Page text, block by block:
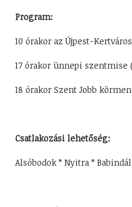
Program:
10 órakor az Újpest-
17 órakor ünnepi szentmise
18 órakor Szent Jobb
Csatlakozási lehetőség:
Alsóbodok * Nyitra *